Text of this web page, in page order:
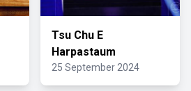
Tsu Chu E
Harpastaum
25 September 2024